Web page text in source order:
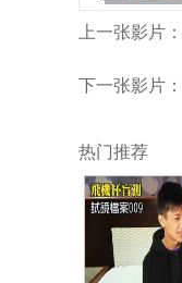
上一张影片：
下一张影片：
热门推荐